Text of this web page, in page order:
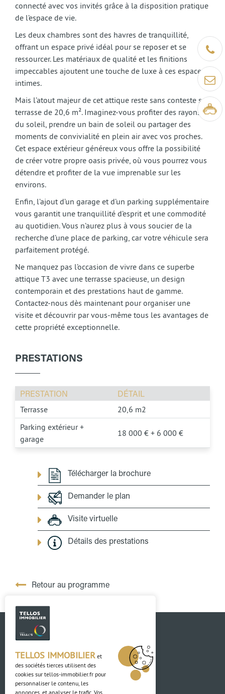
Être
Contact
Visite
connecté avec vos invités grâce à la disposition pratique
de l’espace de vie.
Les deux chambres sont des havres de tranquillité,
offrant un espace privé idéal pour se reposer et se
ressourcer. Les matériaux de qualité et les finitions
impeccables ajoutent une touche de luxe à ces espaces
intimes.
Mais l’atout majeur de cet attique reste sans conteste sa
terrasse de 20,6 m². Imaginez-vous profiter des rayons
du soleil, prendre un bain de soleil ou partager des
moments de convivialité en plein air avec vos proches.
Cet espace extérieur généreux vous offre la possibilité
de créer votre propre oasis privée, où vous pourrez vous
détendre et profiter de la vue imprenable sur les
environs.
Enfin, l’ajout d’un garage et d’un parking supplémentaire
vous garantit une tranquillité d’esprit et une commodité
au quotidien. Vous n’aurez plus à vous soucier de la
recherche d’une place de parking, car votre véhicule sera
parfaitement protégé.
Ne manquez pas l’occasion de vivre dans ce superbe
attique T3 avec une terrasse spacieuse, un design
contemporain et des prestations haut de gamme.
Contactez-nous dès maintenant pour organiser une
visite et découvrir par vous-même tous les avantages de
cette propriété exceptionnelle.
PRESTATIONS
PRESTATION DÉTAIL
Terrasse
20,6 m2
Parking extérieur +
garage
18 000 € + 6 000 €
Télécharger la brochure
Demander le plan
Visite virtuelle
Détails des prestations
Retour au programme
TELLOS IMMOBILIER et
des sociétés tierces utilisent des
cookies sur tellos-immobilier.fr pour
personnaliser le contenu, les
annonces, et analyser le trafic. Vos